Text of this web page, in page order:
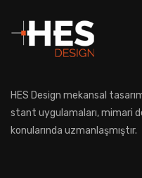
HES Design mekansal
stant uygulamaları, mimari
konularında uzmanlaşmıştır.